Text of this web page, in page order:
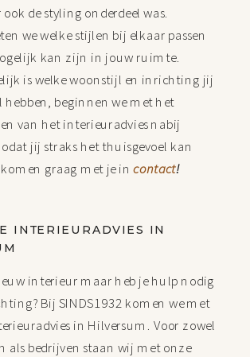
interieur maar heb je hulp nodig
Bij SINDS1932 komen we met
in Hilversum. Voor zowel
als bedrijven staan wij met onze
INTERIEURADVIES IN
de styling onderdeel was.
we welke stijlen bij elkaar passen
kan zijn in jouw ruimte.
is welke woonstijl en inrichting jij
hebben, beginnen we met het
van het interieuradvies nabij
jij straks het thuisgevoel kan
komen graag met je incontact!